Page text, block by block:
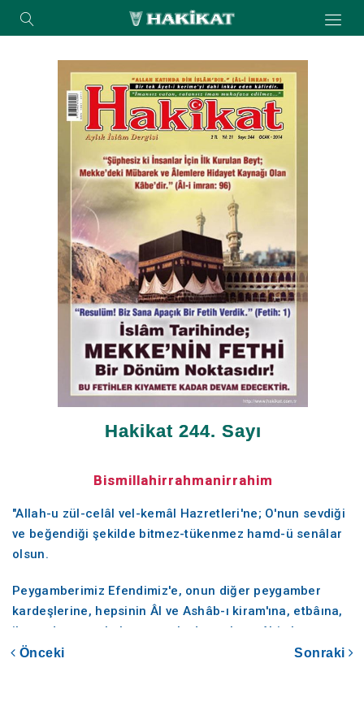
Hakikat 244. Sayı
Bismillahirrahmanirrahim
"Allah-u zül-celâl vel-kemâl Hazretleri'ne; O'nun sevdiği
ve beğendiği şekilde bitmez-tükenmez hamd-ü senâlar
olsun.
Peygamberimiz Efendimiz'e, onun diğer peygamber
kardeşlerine, hepsinin Âl ve Ashâb-ı kiram'ına, etbâına,
ihsan duygusuyla kıyamete kadar onlara tâbi olup
izinden gidenlere; sonsuzların sonsuzuna kadar salât-ü
Önceki Sonraki